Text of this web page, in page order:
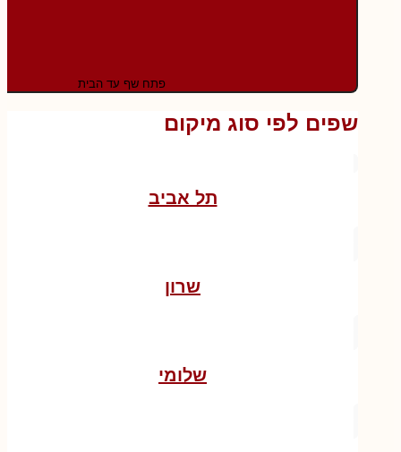
פתח שף עד הבית
שפים לפי סוג מיקום
תל אביב
שרון
שלומי